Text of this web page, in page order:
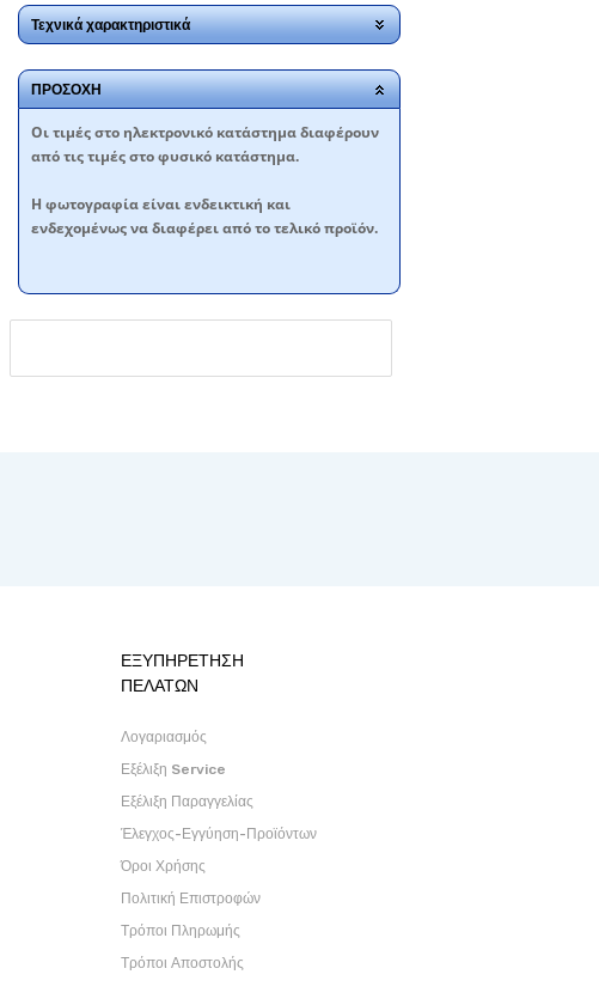
Τεχνικά χαρακτηριστικά
ΠΡΟΣΟΧΗ
Oι τιμές στο ηλεκτρονικό κατάστημα διαφέρουν
από τις τιμές στο φυσικό κατάστημα.
Η φωτογραφία είναι ενδεικτική και
ενδεχομένως να διαφέρει από το τελικό προϊόν.
ΕΞΥΠΗΡΕΤΗΣΗ
ΠΕΛΑΤΩΝ
Λογαριασμός
Εξέλιξη Service
Εξέλιξη Παραγγελίας
Έλεγχος-Εγγύηση-Προϊόντων
Όροι Χρήσης
Πολιτική Επιστροφών
Τρόποι Πληρωμής
Τρόποι Αποστολής